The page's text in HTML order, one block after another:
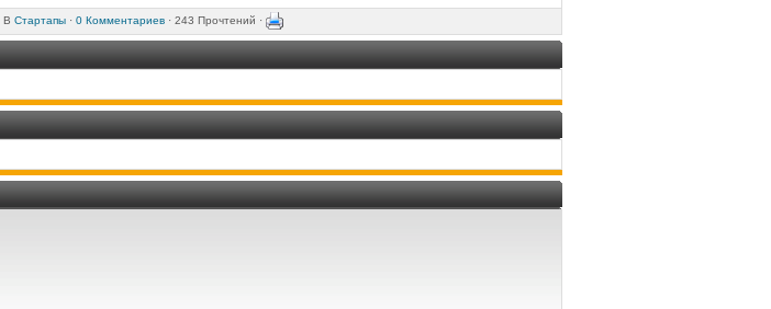
В Стартапы · 0 Комментариев · 243 Прочтений ·